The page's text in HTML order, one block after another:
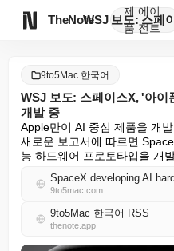
TheNote
제
품
에이
전트
9to5Mac 한국어
WSJ 보도: 스페이스X, '아이
개발 중
Apple만이 AI 중심 제품을 개
새로운 보고서에 따르면
능 하드웨어 프로토타입을 개
9to5mac.com
9to5Mac 한국어 RSS
thenote.app